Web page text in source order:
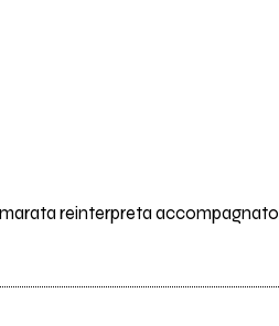
reinterpreta accompagnato